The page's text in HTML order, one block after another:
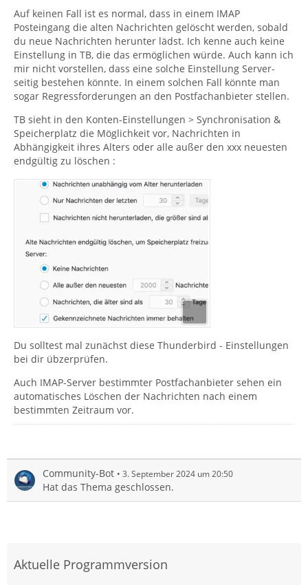
Auf keinen Fall ist es normal, dass in einem IMAP
Posteingang die alten Nachrichten gelöscht werden, sobald
du neue Nachrichten herunter lädst. Ich kenne auch keine
Einstellung in TB, die das ermöglichen würde. Auch kann ich
mir nicht vorstellen, dass eine solche Einstellung Server-
seitig bestehen könnte. In einem solchen Fall könnte man
sogar Regressforderungen an den Postfachanbieter stellen.
TB sieht in den Konten-Einstellungen > Synchronisation &
Speicherplatz die Möglichkeit vor, Nachrichten in
Abhängigkeit ihres Alters oder alle außer den xxx neuesten
endgültig zu löschen :
Du solltest mal zunächst diese Thunderbird - Einstellungen
bei dir übzerprüfen.
Auch IMAP-Server bestimmter Postfachanbieter sehen ein
automatisches Löschen der Nachrichten nach einem
bestimmten Zeitraum vor.
Community-Bot 3. September 2024 um 20:50
Hat das Thema geschlossen.
Aktuelle Programmversion